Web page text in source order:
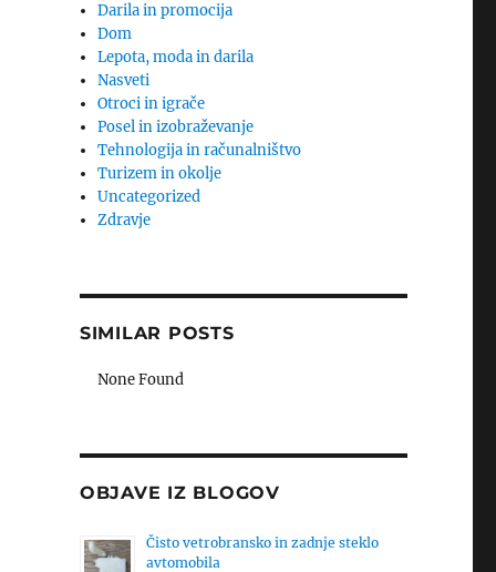
Darila in promocija
Dom
Lepota, moda in darila
Nasveti
Otroci in igrače
Posel in izobraževanje
Tehnologija in računalništvo
Turizem in okolje
Uncategorized
Zdravje
SIMILAR POSTS
None Found
OBJAVE IZ BLOGOV
Čisto vetrobransko in zadnje steklo
avtomobila